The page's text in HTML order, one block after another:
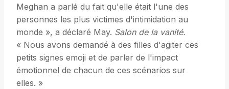
Meghan a parlé du fait qu'elle était l'une des
personnes les plus victimes d'intimidation au
monde », a déclaré May. Salon de la vanité.
« Nous avons demandé à des filles d'agiter ces
petits signes emoji et de parler de l'impact
émotionnel de chacun de ces scénarios sur
elles. »